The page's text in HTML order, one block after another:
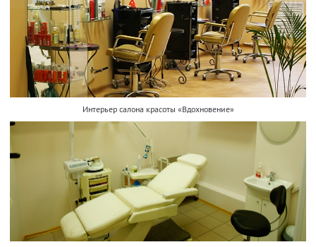
Интерьер салона красоты «Вдохновение»